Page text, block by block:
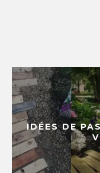
IDÉES DE